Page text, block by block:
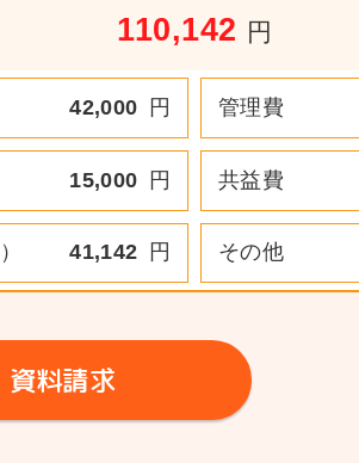
110,142 円
42,000 円 管理費
15,000 円 共益費
41,142 円 その他
資料請求